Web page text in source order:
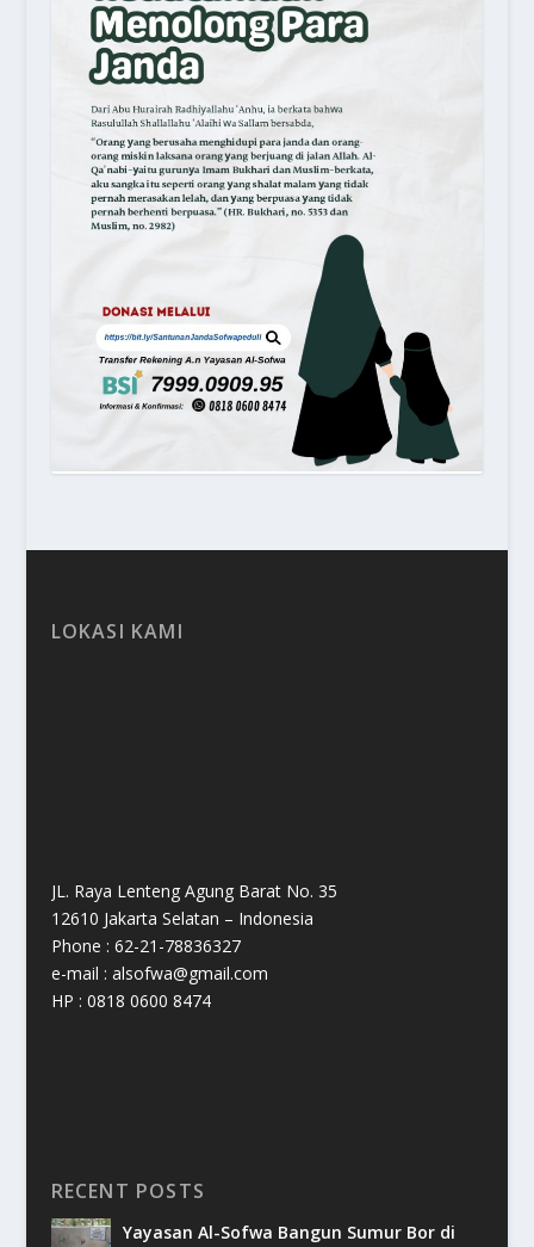
LOKASI KAMI
JL. Raya Lenteng Agung Barat No. 35
12610 Jakarta Selatan – Indonesia
Phone : 62-21-78836327
e-mail : alsofwa@gmail.com
HP : 0818 0600 8474
RECENT POSTS
Yayasan Al-Sofwa Bangun Sumur Bor di